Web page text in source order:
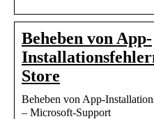
Beheben von App-
Store
Beheben von App-
– Microsoft-Support